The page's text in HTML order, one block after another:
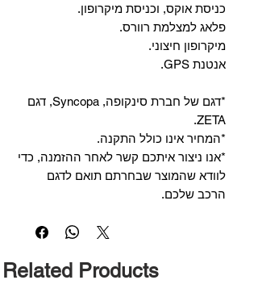
כניסת אוקס, וכניסת מיקרופון.
פלאג למצלמת רוורס.
מיקרופון חיצוני.
אנטנת GPS.
*דגם של חברת סינקופה, Syncopa, דגם
ZETA.
*המחיר אינו כולל התקנה.
*אנו ניצור איתכם קשר לאחר ההזמנה, כדי
לוודא שהמוצר שבחרתם תואם לדגם
הרכב שלכם.
Related Products